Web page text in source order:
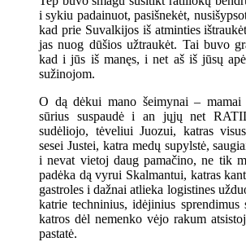
i sykiu padainuot, pasišnekėt,
kad prie Suvalkijos iš atminties
jas nuog dūšios užtraukėt. Tai buvo
kad i jūs iš manęs, i net aš iš jūsų
sužinojom.
O dą dėkui mano šeimynai –
sūrius suspaudė i an jųjų net
sudėliojo, tėveliui Juozui, katras
sesei Justei, katra medų supylstė,
i nevat vietoj daug pamačino, ne tik
padėka dą vyrui Skalmantui, katras
gastroles i dažnai atlieka logistines
katrie techninius, idėjinius sprendimus
katros dėl nemenko vėjo rakum
pastatė.